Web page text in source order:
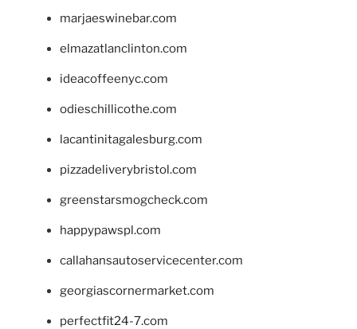
marjaeswinebar.com
elmazatlanclinton.com
ideacoffeenyc.com
odieschillicothe.com
lacantinitagalesburg.com
pizzadeliverybristol.com
greenstarsmogcheck.com
happypawspl.com
callahansautoservicecenter.com
georgiascornermarket.com
perfectfit24-7.com